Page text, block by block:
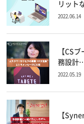
リット
2022.06.14
【CS
務設計
2022.05.19
【